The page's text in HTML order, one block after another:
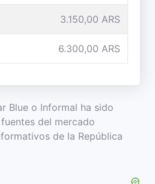
3.150,00 ARS
6.300,00 ARS
Blue o Informal ha sido
del mercado
de la República